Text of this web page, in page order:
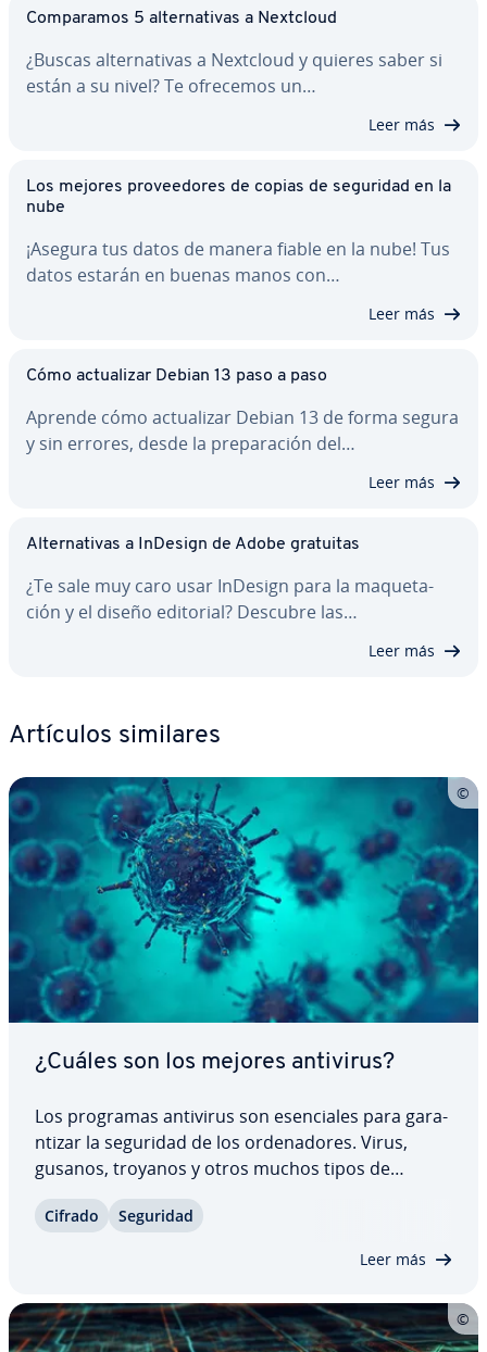
Co­m­pa­ra­mos 5 al­te­r­na­ti­vas a Nextcloud
¿Buscas al­te­r­na­ti­vas a Nextcloud y quieres saber si
están a su nivel? Te ofrecemos un…
Leer más
Los mejores pro­vee­do­res de copias de seguridad en la
nube
¡Asegura tus datos de manera fiable en la nube! Tus
datos estarán en buenas manos con…
Leer más
Cómo ac­tua­li­zar Debian 13 paso a paso
Aprende cómo ac­tua­li­zar Debian 13 de forma segura
y sin errores, desde la pre­pa­ra­ción del…
Leer más
Al­te­r­na­ti­vas a InDesign de Adobe gratuitas
¿Te sale muy caro usar InDesign para la ma­que­ta­
ción y el diseño editorial? Descubre las…
Leer más
Artículos similares
¿Cuáles son los mejores antivirus?
Los programas antivirus son ese­n­cia­les para ga­ra­
n­ti­zar la seguridad de los or­de­na­do­res. Virus,
gusanos, troyanos y otros muchos tipos de
ocasionar daños im­po­r­ta­n­tes. Para co­n­tra­rre­s­tar­
Cifrado Seguridad
Leer más